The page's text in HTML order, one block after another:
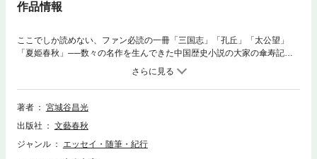
作品情報
ここでしか読めない、ファン必読の一冊「三国志」「孔丘」「太公望」
「夏姫春秋」──数々の名作を生んできた中国歴史小説の大家の傘寿記念
に私家版としてつくられ、限られた人にしか読む機会のなかった貴重な一
冊を文庫化。作家や舞台人との交友や透徹した文学観、不可思議な体
験・・・・・・宮城谷文学の原点と未来が交錯する珠玉の作品集。クラシ
ックファン垂唾のCD批評、歯に衣着せぬ毒舌と愛が炸裂する「私が選ぶ
はよくいったものである。たぶんそのころ、私の顔には精神的な暗黒がそ
のまま出ていたであろう──」宮城谷文学の原点と未来、そして創作の秘
著者
宮城谷昌光
出版社
文藝春秋
ジャンル
エッセイ・随筆・紀行